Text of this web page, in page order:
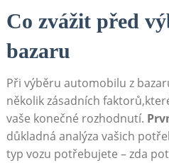
Co zvážit před
bazaru
Při výběru automobilu z
několik zásadních
vaše konečné rozhodnutí.
důkladná analýza vašich
typ vozu potřebujete – zda